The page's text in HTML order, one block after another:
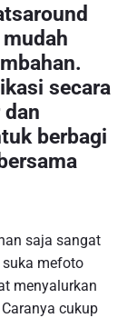
secara
berbagi
saja sangat
mefoto
menyalurkan
cukup